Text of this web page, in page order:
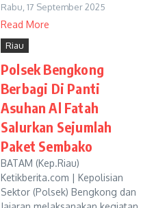
Rabu, 17 September 2025
Read More
Riau
Polsek Bengkong
Berbagi Di Panti
Asuhan Al Fatah
Salurkan Sejumlah
Paket Sembako
BATAM (Kep.Riau)
Ketikberita.com | Kepolisian
Sektor (Polsek) Bengkong dan